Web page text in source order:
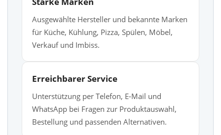
Ausgewählte Hersteller und bekannte Marken
für Küche, Kühlung, Pizza, Spülen, Möbel,
Verkauf und Imbiss.
Erreichbarer Service
Unterstützung per Telefon, E-Mail und
WhatsApp bei Fragen zur Produktauswahl,
Bestellung und passenden Alternativen.